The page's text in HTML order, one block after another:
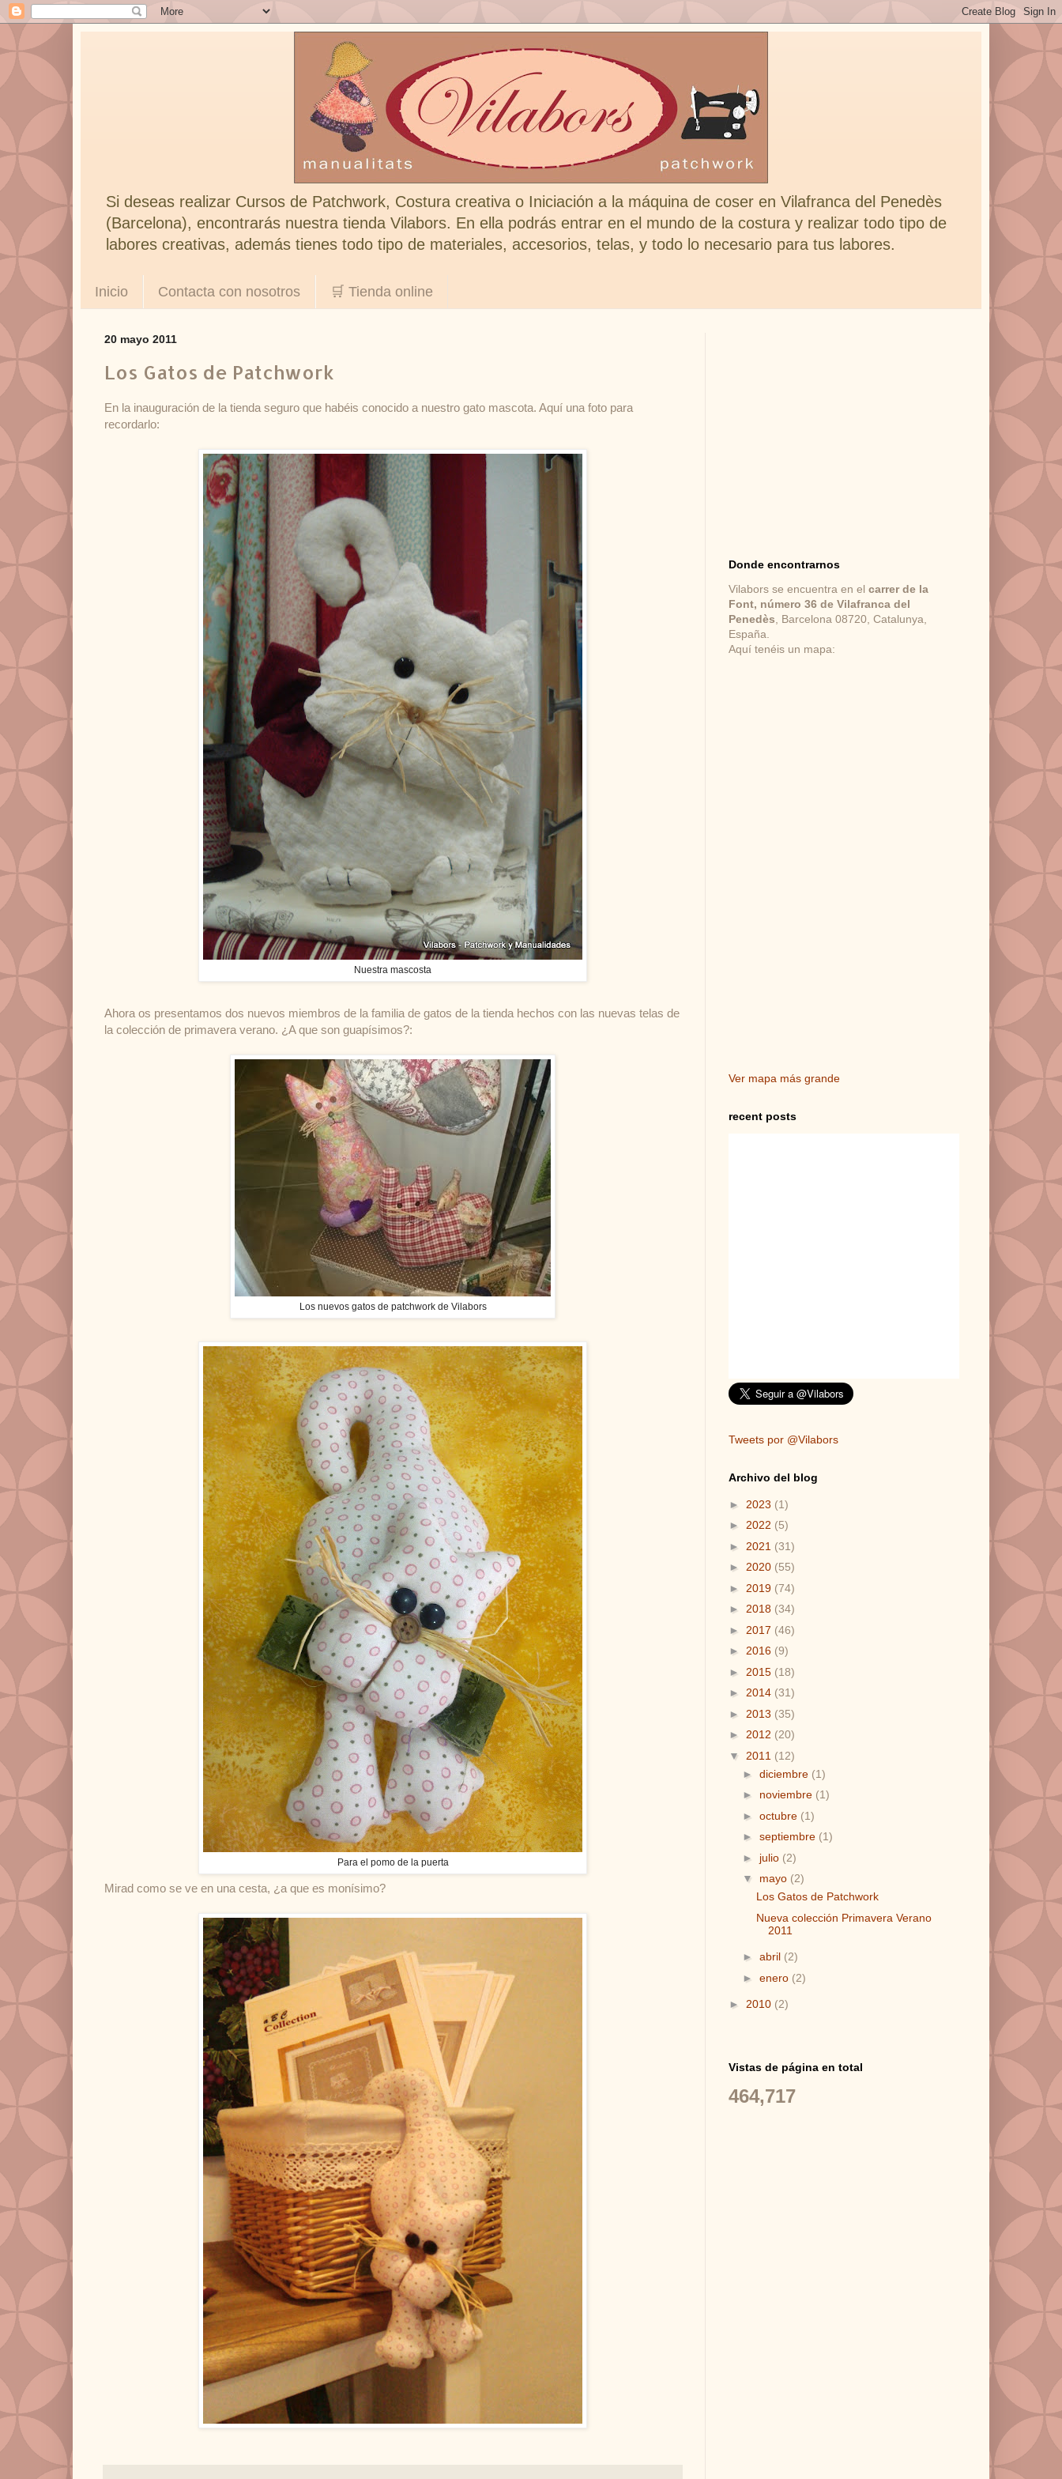
Si deseas realizar Cursos de Patchwork, Costura creativa o Iniciación a la máquina de coser en Vilafranca del Penedès
(Barcelona), encontrarás nuestra tienda Vilabors. En ella podrás entrar en el mundo de la costura y realizar todo tipo de
labores creativas, además tienes todo tipo de materiales, accesorios, telas, y todo lo necesario para tus labores.
Inicio Contacta con nosotros 🛒 Tienda online
20 mayo 2011
Los Gatos de Patchwork
En la inauguración de la tienda seguro que habéis conocido a nuestro gato mascota. Aquí una foto para
recordarlo:
Nuestra mascosta
Ahora os presentamos dos nuevos miembros de la familia de gatos de la tienda hechos con las nuevas telas de
la colección de primavera verano. ¿A que son guapísimos?:
Los nuevos gatos de patchwork de Vilabors
Para el pomo de la puerta
Mirad como se ve en una cesta, ¿a que es monísimo?
Donde encontrarnos
Vilabors se encuentra en el carrer de la
Font, número 36 de Vilafranca del
Penedès, Barcelona 08720, Catalunya,
España.
Aquí tenéis un mapa:
Ver mapa más grande
recent posts
Tweets por @Vilabors
Archivo del blog
► 2023 (1)
► 2022 (5)
► 2021 (31)
► 2020 (55)
► 2019 (74)
► 2018 (34)
► 2017 (46)
► 2016 (9)
► 2015 (18)
► 2014 (31)
► 2013 (35)
► 2012 (20)
▼ 2011 (12)
► diciembre (1)
► noviembre (1)
► octubre (1)
► septiembre (1)
► julio (2)
▼ mayo (2)
Los Gatos de Patchwork
Nueva colección Primavera Verano
2011
► abril (2)
► enero (2)
► 2010 (2)
Vistas de página en total
464,717